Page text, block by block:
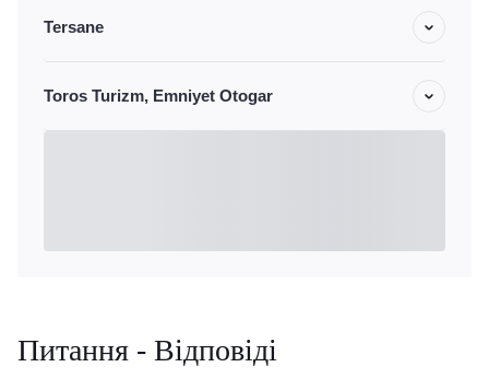
Tersane
Toros Turizm, Emniyet Otogar
Питання - Відповіді